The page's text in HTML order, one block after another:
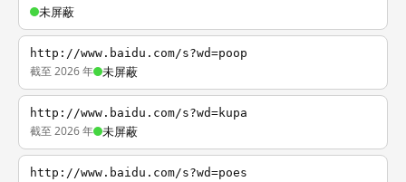
未屏蔽
http://www.baidu.com/s?wd=poop
截至 2026 年 未屏蔽
http://www.baidu.com/s?wd=kupa
截至 2026 年 未屏蔽
http://www.baidu.com/s?wd=poes